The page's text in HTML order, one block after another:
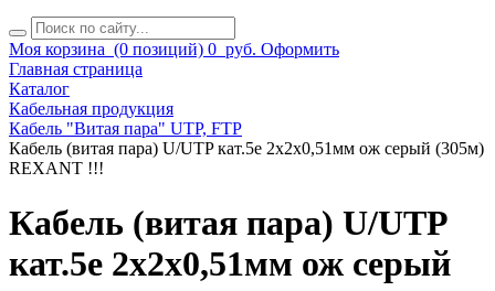
Моя корзина (0 позиций) 0 руб. Оформить
Главная страница
Каталог
Кабельная продукция
Кабель "Витая пара" UTP, FTP
Кабель (витая пара) U/UTP кат.5е 2х2х0,51мм ож серый (305м)
REXANT !!!
Кабель (витая пара) U/UTP
кат.5е 2х2х0,51мм ож серый